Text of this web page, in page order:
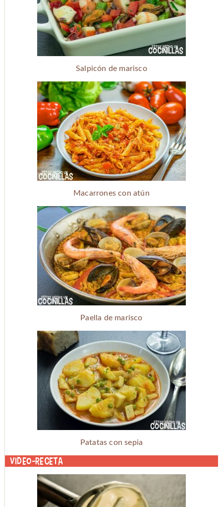
Salpicón de marisco
Macarrones con atún
Paella de marisco
Patatas con sepia
Video-receta